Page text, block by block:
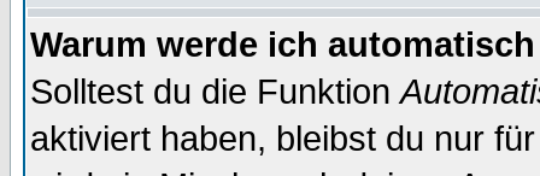
Warum werde ich
Solltest du die Funktion
aktiviert haben, bleibst du nur